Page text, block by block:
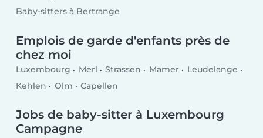
Baby-sitters à Bertrange
Emplois de garde d'enfants près de
chez moi
Luxembourg Merl Strassen Mamer
Leudelange
Kehlen
Olm Capellen
Jobs de baby-sitter à Luxembourg
Campagne